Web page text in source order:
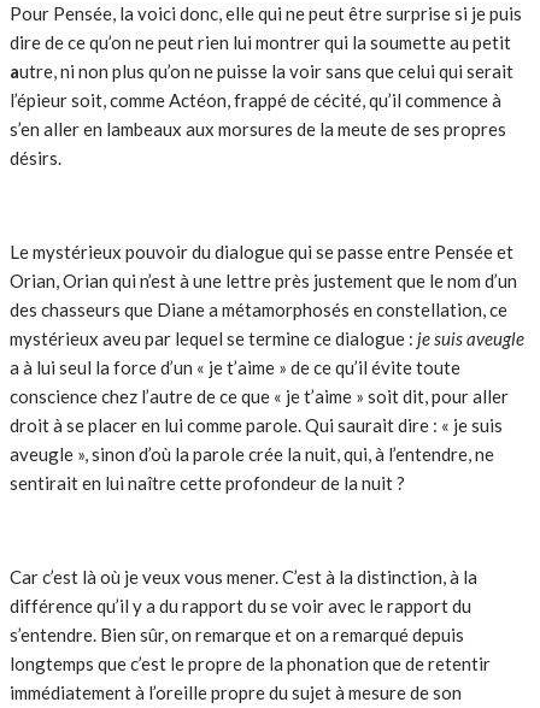
Pour Pensée, la voici donc, elle qui ne peut être surprise si je puis
dire de ce qu’on ne peut rien lui montrer qui la soumette au petit
autre, ni non plus qu’on ne puisse la voir sans que celui qui serait
l’épieur soit, comme Actéon, frappé de cécité, qu’il commence à
s’en aller en lambeaux aux morsures de la meute de ses propres
désirs.
Le mystérieux pouvoir du dialogue qui se passe entre Pensée et
Orian, Orian qui n’est à une lettre près justement que le nom d’un
des chasseurs que Diane a métamorphosés en constellation, ce
mystérieux aveu par lequel se termine ce dialogue : jesuis aveugle
a à lui seul la force d’un « je t’aime » de ce qu’il évite toute
conscience chez l’autre de ce que « je t’aime » soit dit, pour aller
droit à se placer en lui comme parole. Qui saurait dire : « je suis
aveugle », sinon d’où la parole crée la nuit, qui, à l’entendre, ne
sentirait en lui naître cette profondeur de la nuit ?
Car c’est là où je veux vous mener. C’est à la distinction, à la
différence qu’il y a du rapport du se voir avec le rapport du
s’entendre. Bien sûr, on remarque et on a remarqué depuis
longtemps que c’est le propre de la phonation que de retentir
immédiatement à l’oreille propre du sujet à mesure de son